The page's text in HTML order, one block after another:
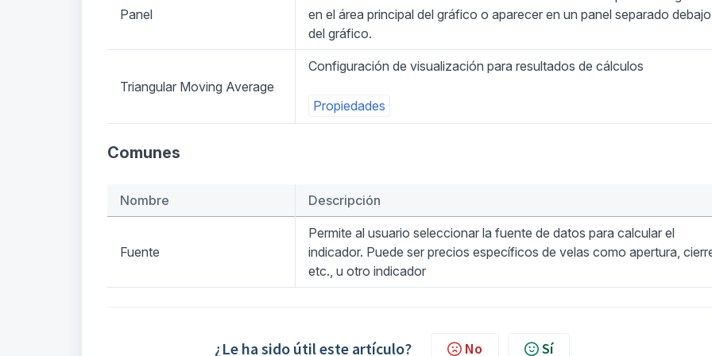
Panel
en el área principal del gráfico o aparecer en un panel separado debajo
del gráfico.
Triangular Moving Average
Configuración de visualización para resultados de cálculos
Propiedades
Comunes
Nombre Descripción
Fuente
Permite al usuario seleccionar la fuente de datos para calcular el
indicador. Puede ser precios específicos de velas como apertura,
etc., u otro indicador
¿Le ha sido útil este artículo? No Sí